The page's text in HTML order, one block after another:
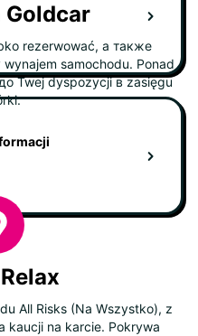
rezerwować, а также
samochodu. Ponad
Twej dyspozycji в zasięgu
All Risks (Na Wszystko), z
kaucji na karcie. Pokrywa